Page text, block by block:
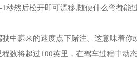
秒然后松开即可漂移,随便什么弯都能过
中赚来的速度点下赌注。这意味着你
数将超过100英里，在驾车过程中动